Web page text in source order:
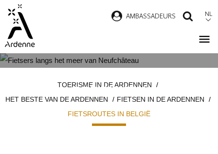
Overslaan
naar
inhoud
AMBASSADEURS NL
ARDENNEN
TOERISME IN DE ARDENNEN
HET BESTE VAN DE ARDENNEN
FIETSEN IN DE ARDENNEN
FIETSROUTES IN BELGIË